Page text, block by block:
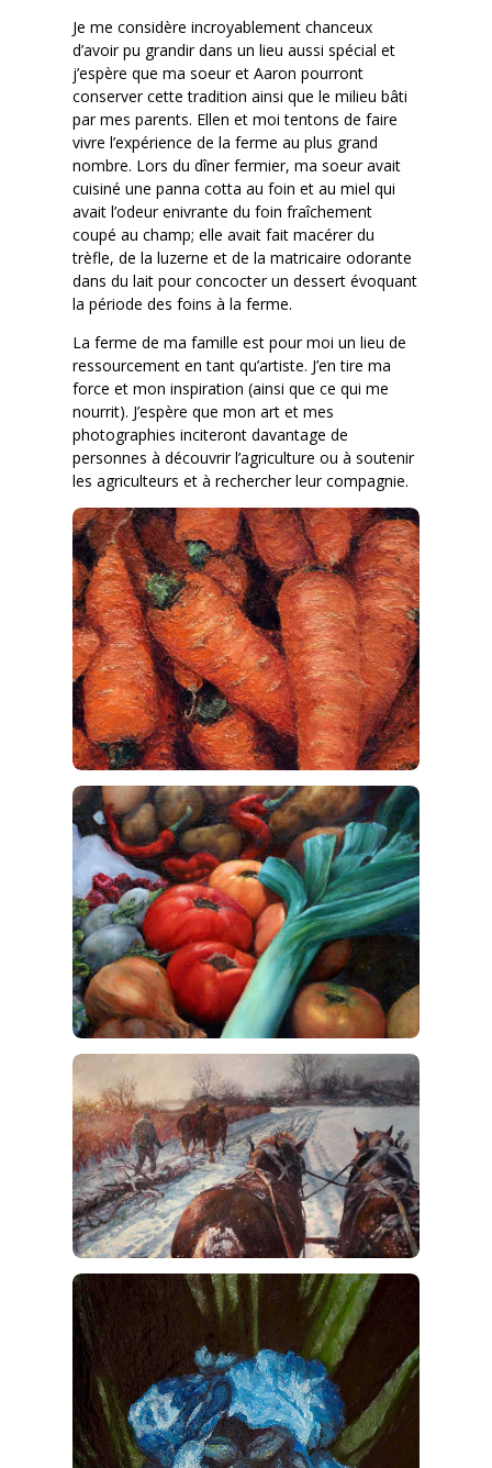
Je me considère incroyablement chanceux
d’avoir pu grandir dans un lieu aussi spécial et
j’espère que ma soeur et Aaron pourront
conserver cette tradition ainsi que le milieu bâti
par mes parents. Ellen et moi tentons de faire
vivre l’expérience de la ferme au plus grand
nombre. Lors du dîner fermier, ma soeur avait
cuisiné une panna cotta au foin et au miel qui
avait l’odeur enivrante du foin fraîchement
coupé au champ; elle avait fait macérer du
trèfle, de la luzerne et de la matricaire odorante
dans du lait pour concocter un dessert évoquant
la période des foins à la ferme.
La ferme de ma famille est pour moi un lieu de
ressourcement en tant qu’artiste. J’en tire ma
force et mon inspiration (ainsi que ce qui me
nourrit). J’espère que mon art et mes
photographies inciteront davantage de
personnes à découvrir l’agriculture ou à soutenir
les agriculteurs et à rechercher leur compagnie.